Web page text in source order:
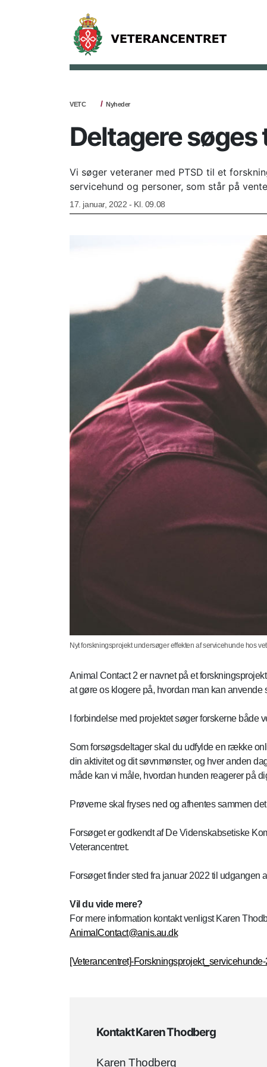
VETC Nyheder
Deltagere
Vi søger veteraner med PTSD til et
servicehund og personer, som står på
17. januar, 2022 - Kl. 09.08
Nyt forskningsprojekt undersøger effekten af servicehunde hos
Animal Contact 2 er navnet på et
at gøre os klogere på, hvordan man kan
I forbindelse med projektet søger forskerne både
Som forsøgsdeltager skal du udfylde en række
din aktivitet og dit søvnmønster, og hver anden
måde kan vi måle, hvordan hunden reagerer på
Prøverne skal fryses ned og afhentes sammen
Forsøget er godkendt af De Videnskabsetiske
Veterancentret.
Forsøget finder sted fra januar 2022 til udgangen
Vil du vide mere?
For mere information kontakt venligst Karen
AnimalContact@anis.au.dk
[Veterancentret]-
Kontakt Karen Thodberg
Karen Thodberg